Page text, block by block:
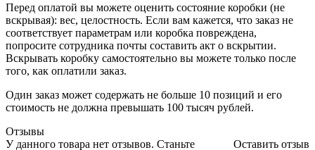
Перед оплатой вы можете оценить состояние коробки (не
вскрывая): вес, целостность. Если вам кажется, что заказ не
соответствует параметрам или коробка повреждена,
попросите сотрудника почты составить акт о вскрытии.
Вскрывать коробку самостоятельно вы можете только после
того, как оплатили заказ.
Один заказ может содержать не больше 10 позиций и его
стоимость не должна превышать 100 тысяч рублей.
Отзывы
Оставить отзыв
У данного товара нет отзывов. Станьте